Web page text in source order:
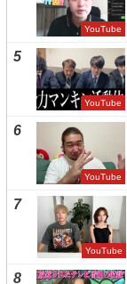
YouTube
5
YouTube
6
YouTube
7
YouTube
8